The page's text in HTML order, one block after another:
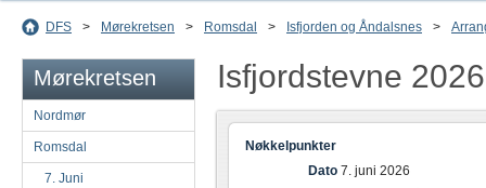
DFS > Mørekretsen > Romsdal > Isfjorden og Åndalsnes >
Mørekretsen
Nordmør
Romsdal
7. Juni
Isfjordstevne 2026
Nøkkelpunkter
Dato 7. juni 2026